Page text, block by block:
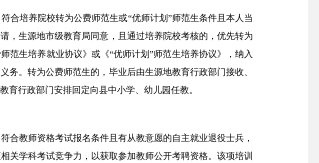
合培养院校转为公费师范生或“优师计划 ”师范生条件且本人当
，生源地市级教育局同意，且通过培养院校考核的，优先转为
范生培养就业协议》或《“优师计划”师范生培养协议》，纳入
务。转为公费师范生的，毕业后由生源地教育行政部门接收、
育行政部门安排回定向县中小学、幼儿园 任教。
符合教师资格考试报名条件 且 有从教意愿的自主就业退役士兵，
关学科考试竞争力 ， 以获取参加教师公开考聘资格。 该项培训